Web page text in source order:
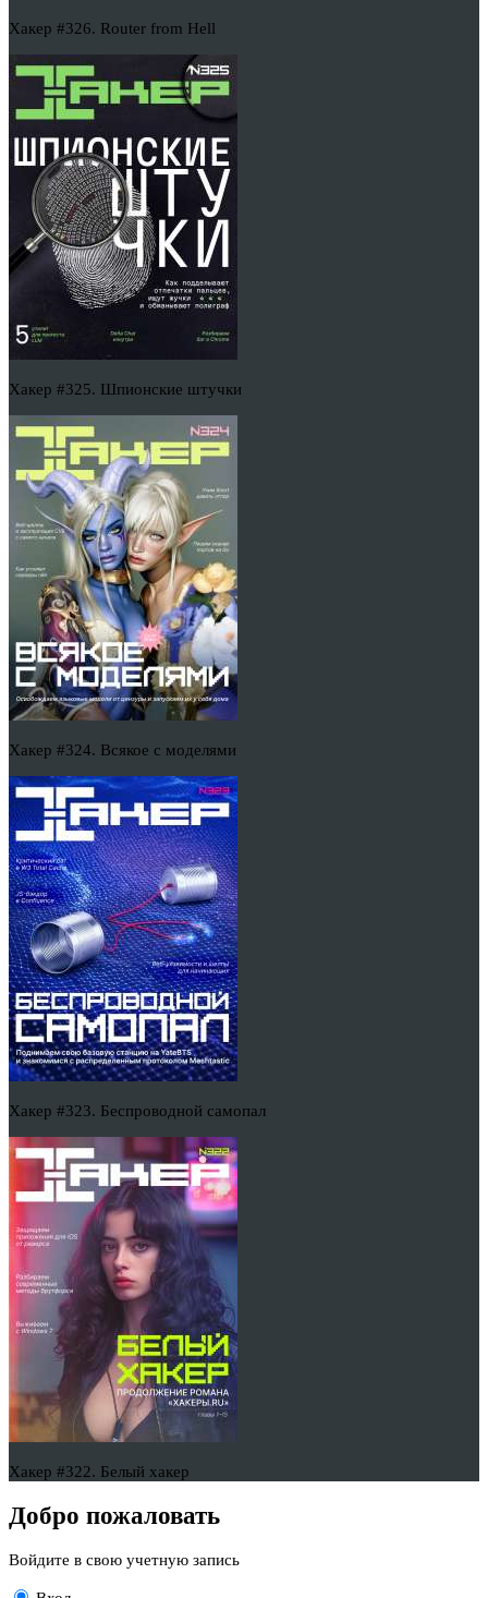
Хакер #326. Router from Hell
Хакер #325. Шпионские штучки
Хакер #324. Всякое с моделями
Хакер #323. Беспроводной самопал
Хакер #322. Белый хакер
Добро пожаловать
Войдите в свою учетную запись